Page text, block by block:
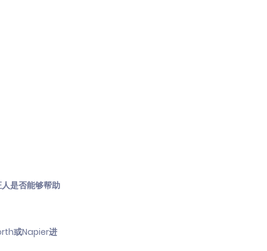
是否能够帮助
或Napier进